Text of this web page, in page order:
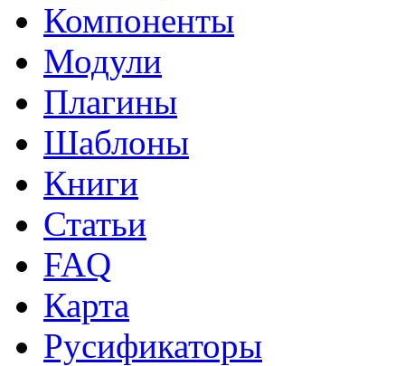
Компоненты
Модули
Плагины
Шаблоны
Книги
Статьи
FAQ
Карта
Русификаторы